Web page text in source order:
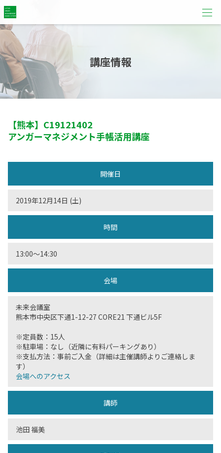
講座情報
【熊本】 C19121402
アンガーマネジメント手帳活用講座
開催日
2019年12月14日 (土)
時間
13:00〜14:30
会場
未来会議室
熊本市中央区下通1-12-27 CORE21 下通ビル5F
※定員数：15人
※駐車場：なし（近隣に有料パーキングあり）
※支払方法：事前ご入金（詳細は主催講師よりご連絡しま
す）
会場へのアクセス
講師
池田 福美